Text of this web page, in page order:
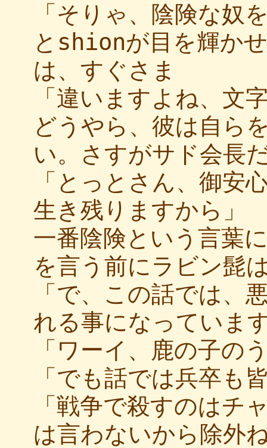
「そりゃ、陰険な奴
とshionが目を輝か
は、すぐさま
「違いますよね、文
どうやら、彼は自ら
い。さすがサド会長
「とっとさん、御安
生き残りますから」
一番陰険という言葉
を言う前にラビン髭
「で、この話では、
れる事になっていま
「ワーイ、鹿の子の
「でも話では兵卒も
「戦争で殺すのはチ
は言わないから除外